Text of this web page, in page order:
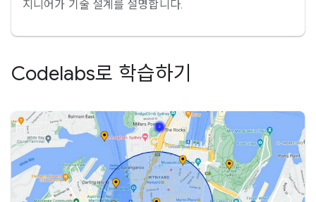
지니어가 기술 설계를 설명합니다.
Codelabs로 학습하기